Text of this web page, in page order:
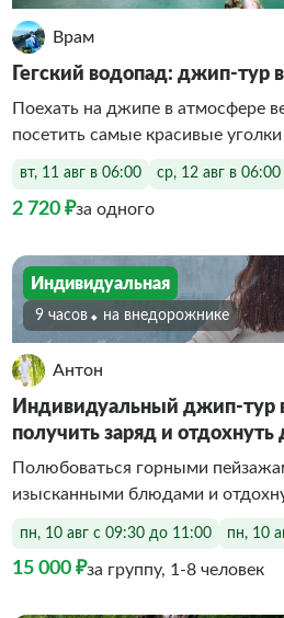
Врам
Гегский водопад: джип-тур
Поехать на джипе в атмосфере
посетить самые красивые
вт, 11 авг в 06:00 ср, 12 авг в 06:00
2 720 ₽за одного
Индивидуальная
9 часов На внедорожнике
Антон
Индивидуальный джип-тур
получить заряд и
Полюбоваться горными
изысканными блюдами и
пн, 10 авг с 09:30 до 11:00 пн, 10
15 000 ₽за группу, 1-8 человек